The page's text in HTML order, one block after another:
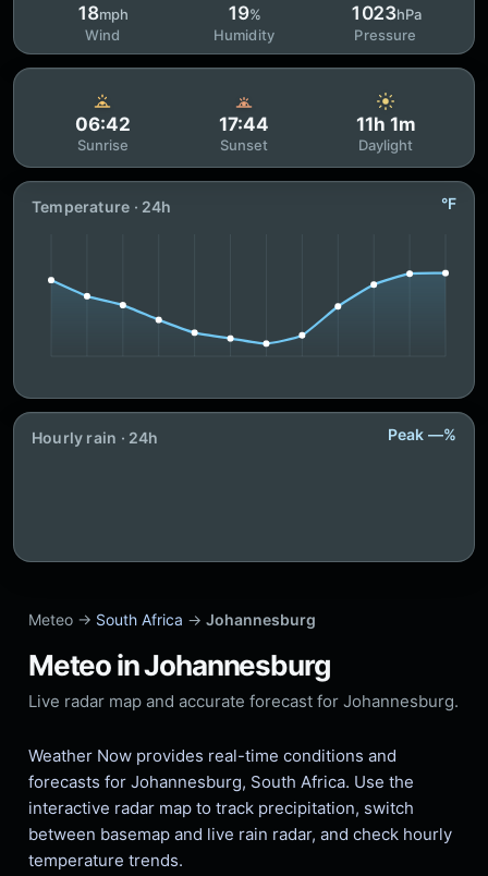
Meteo → South Africa → Johannesburg
Meteo in Johannesburg
Live radar map and accurate forecast for Johannesburg.
Weather Now provides real-time conditions and
forecasts for Johannesburg, South Africa. Use the
interactive radar map to track precipitation, switch
between basemap and live rain radar, and check hourly
temperature trends.
18mph
Wind
19%
Humidity
1023hPa
Pressure
Temperature · 24h °F
Hourly rain · 24h Peak —%
Sunrise
06:42
Sunset
17:44
Daylight
11h 1m